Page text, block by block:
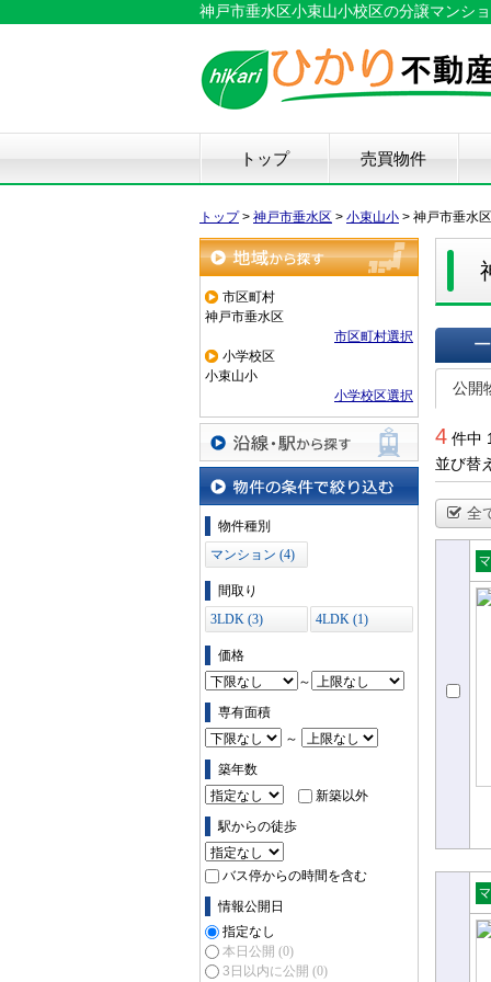
神戸市垂水区小束山小校区の分譲マンシ
トップ 売買物件
新築戸建て
中古戸建て
マンション
土地 仲
物
中
住
リ
ハ
不
トップ> 神戸市垂水区 > 小束山小 > 神戸市垂水
地域から探す
市区町村
神戸市垂水区
市区町村選択
小学校区
小束山小
小学校区選択
沿線・駅から探す
物件の条件で絞り込む
物件種別
マンション (4)
間取り
3LDK (3)
4LDK (1)
価格
～
専有面積
～
築年数
新築以外
駅からの徒歩
バス停からの時間を含む
情報公開日
指定なし
本日公開 (0)
3日以内に公開 (0)
一覧で
公開
4 件中
並び替
全